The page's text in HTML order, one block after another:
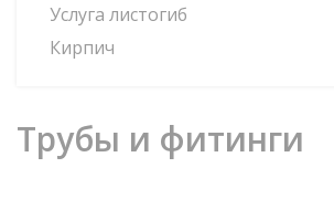
Услуга листогиб
Кирпич
Трубы и фитинги